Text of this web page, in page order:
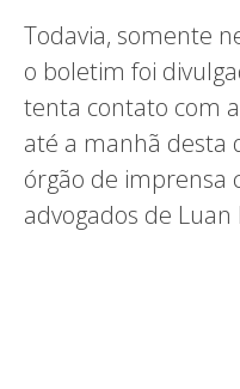
Todavia, somente
o boletim foi
tenta contato com
até a manhã desta
órgão de imprensa
advogados de Luan